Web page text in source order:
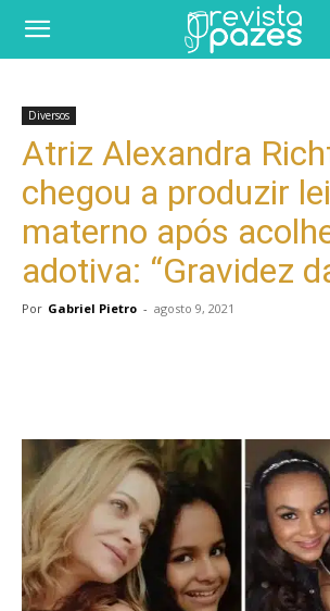
Diversos
Atriz Alexandra
chegou a produzir
materno após
adotiva: “Gravidez
Por Gabriel Pietro - agosto 9, 2021